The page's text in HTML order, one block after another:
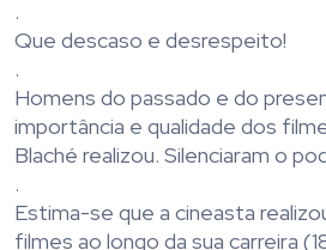
.
Que descaso e desrespeito!
.
Homens do passado e do
importância e qualidade dos
Blaché realizou. Silenciaram o
.
Estima-se que a cineasta
filmes ao longo da sua carreira